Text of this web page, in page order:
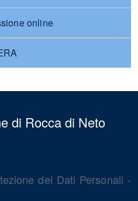
online
di Rocca di Neto
dei Dati Personali -